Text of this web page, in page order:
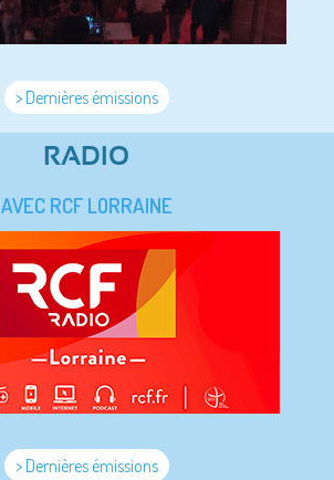
> Dernières émissions
RADIO
AVEC RCF LORRAINE
> Dernières émissions